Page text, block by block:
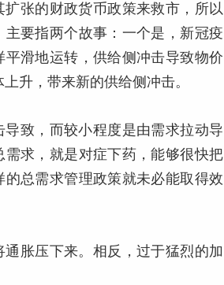
张的财政货币政策来救市，所以
要指两个故事：一个是，新冠疫
滑地运转，供给侧冲击导致物价
升，带来新的供给侧冲击。
致，而较小程度是由需求拉动导
求，就是对症下药，能够很快把
总需求管理政策就未必能取得效
胀压下来。相反，过于猛烈的加